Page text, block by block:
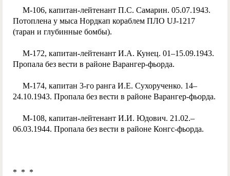
М-106, капитан-лейтенант П.С. Самарин. 05.07.1943.
Потоплена у мыса Нордкап кораблем ПЛО UJ-1217
(таран и глубинные бомбы).
М-172, капитан-лейтенант И.А. Кунец. 01–15.09.1943.
Пропала без вести в районе Варангер-фьорда.
М-174, капитан 3-го ранга И.Е. Сухорученко. 14–
24.10.1943. Пропала без вести в районе Варангер-фьорда.
М-108, капитан-лейтенант И.И. Юдович. 21.02.–
06.03.1944. Пропала без вести в районе Конгс-фьорда.
* * *